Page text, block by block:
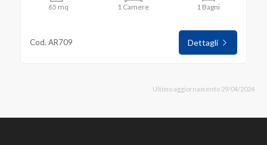
65 mq 1 Camere 1 Bagni
Cod. AR709 Dettagli
Ultimo aggiornamento 29/04/2024